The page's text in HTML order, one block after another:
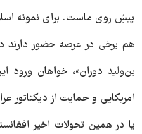
پیشِ روی ماست. برای نمونه
بن‌ولید دوران»، خواهان ورود
امریکایی و حمایت از
یا در همین تحولات اخیر